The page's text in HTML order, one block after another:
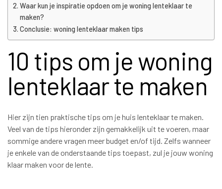
Waar kun je inspiratie opdoen om je woning lenteklaar te
maken?
Conclusie: woning lenteklaar maken tips
10 tips om je woning
lenteklaar te maken
Hier zijn tien praktische tips om je huis lenteklaar te maken.
Veel van de tips hieronder zijn gemakkelijk uit te voeren, maar
sommige andere vragen meer budget en/of tijd. Zelfs wanneer
je enkele van de onderstaande tips toepast, zul je jouw woning
klaar maken voor de lente.